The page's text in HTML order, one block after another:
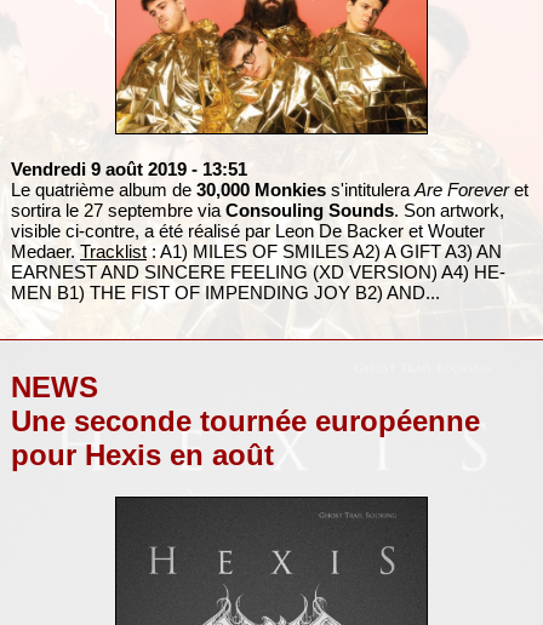
Vendredi 9 août 2019 - 13:51
Le quatrième album de 30,000 Monkiess'intituleraAre Foreveret
sortira le 27 septembre viaConsouling Sounds. Son artwork,
visible ci-contre, a été réalisé par Leon De Backer et Wouter
Medaer. Tracklist: A1) MILES OF SMILES A2) A GIFT A3) AN
EARNEST AND SINCERE FEELING (XD VERSION) A4) HE-
MEN B1) THE FIST OF IMPENDING JOY B2) AND...
NEWS
Une seconde tournée européenne
pour Hexis en août